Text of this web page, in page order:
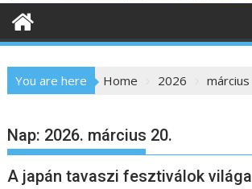
n
e
You are here Home 2026 március
Nap: 2026. március 20.
A japán tavaszi fesztiválok világa